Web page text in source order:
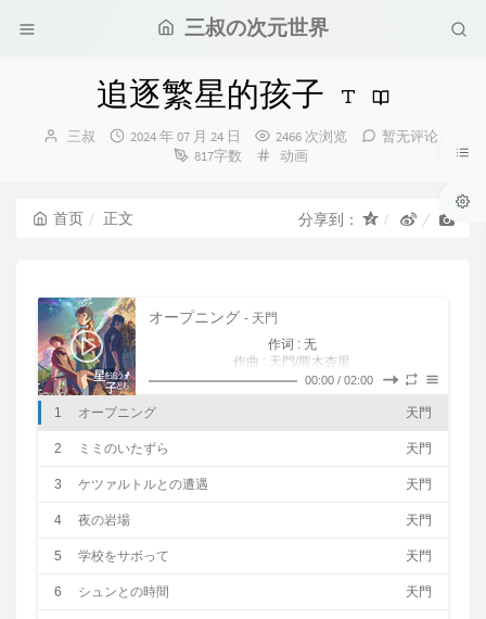
三叔の次元世界
追逐繁星的孩子
博
三叔
发
2024 年 07 月 24 日 2466 次浏览
暂无评论
817字数
分
动画
首页 正文 分享到：
オープニング - 天門
作词 : 无
作曲 : 天門/熊木杏里
纯音乐，请欣赏
00:00 / 02:00
1 オープニング 天門
2 ミミのいたずら 天門
3 ケツァルトルとの遭遇 天門
4 夜の岩場 天門
5 学校をサボって 天門
6 シュンとの時間 天門